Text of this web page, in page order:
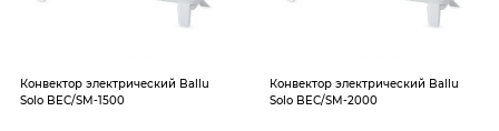
Конвектор электрический Ballu
Solo BEC/SM-1500
Конвектор электрический Ballu
Solo BEC/SM-2000